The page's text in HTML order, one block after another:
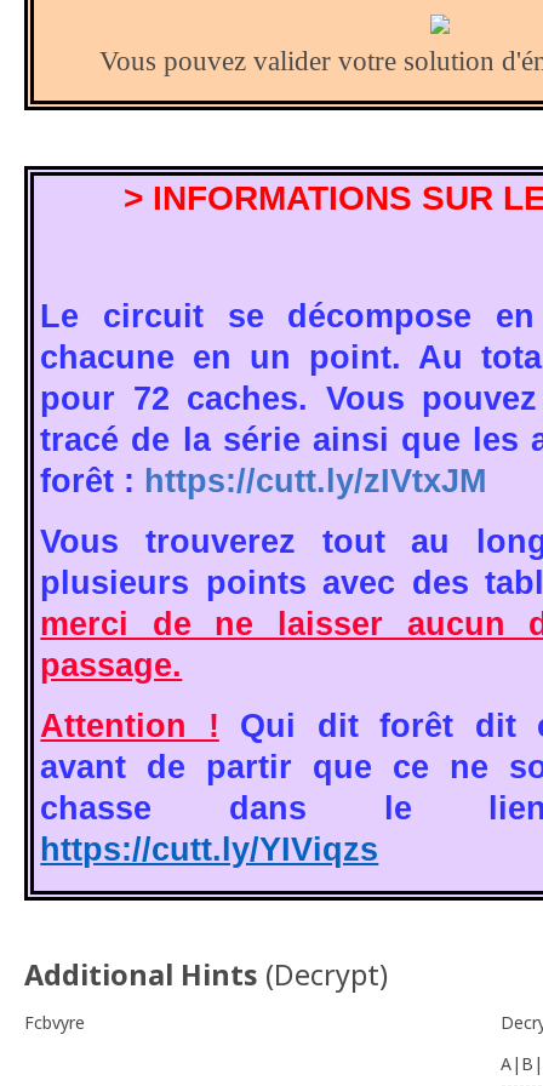
Vous pouvez valider votre solution
> INFORMATIONS SUR
Le circuit se décompose
chacune en un point. Au
pour 72 caches. Vous
tracé de la série ainsi que les
forêt : https://cutt.ly/zIVtxJM
Vous trouverez tout au
plusieurs points avec des
merci de ne laisser aucun
passage.
Attention !
Qui dit forêt dit
avant de partir que ce ne
chasse dans le
https://cutt.ly/YIViqzs
Additional Hints (Decrypt)
Fcbvyre